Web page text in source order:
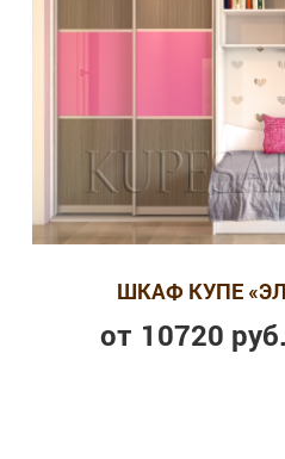
ШКАФ КУПЕ
от 10720 руб.